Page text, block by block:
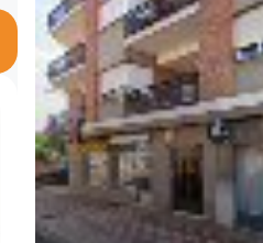
b
i
o
M
l